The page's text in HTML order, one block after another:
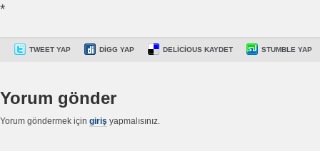
*
TWEET YAP DIGG YAP DELICIOUS KAYDET STUMBLE YAP
Yorum gönder
Yorum göndermek için giriş yapmalısınız.